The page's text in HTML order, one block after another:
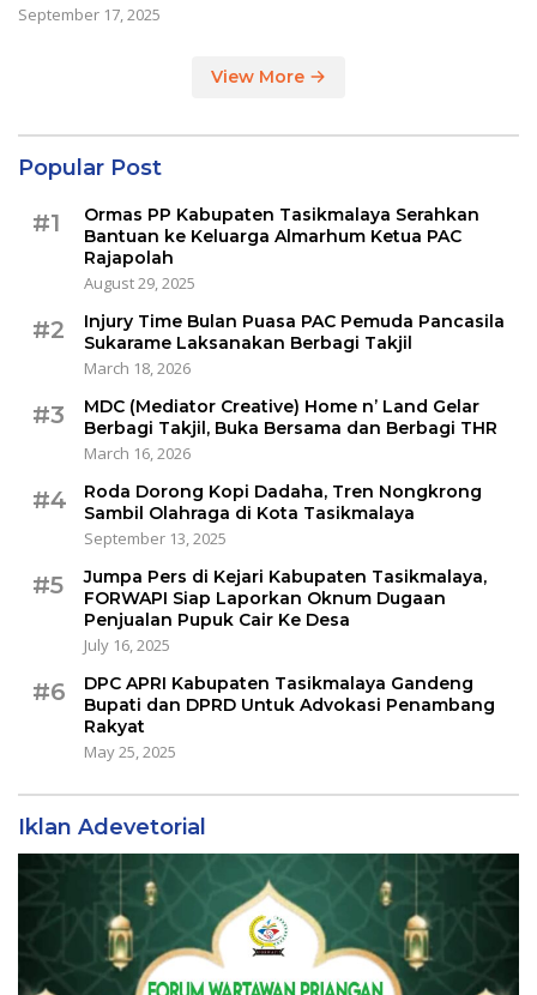
September 17, 2025
View More
Popular Post
#1
Ormas PP Kabupaten Tasikmalaya Serahkan
Bantuan ke Keluarga Almarhum Ketua PAC
Rajapolah
August 29, 2025
#2
Injury Time Bulan Puasa PAC Pemuda Pancasila
Sukarame Laksanakan Berbagi Takjil
March 18, 2026
#3
MDC (Mediator Creative) Home n’ Land Gelar
Berbagi Takjil, Buka Bersama dan Berbagi THR
March 16, 2026
#4
Roda Dorong Kopi Dadaha, Tren Nongkrong
Sambil Olahraga di Kota Tasikmalaya
September 13, 2025
#5
Jumpa Pers di Kejari Kabupaten Tasikmalaya,
FORWAPI Siap Laporkan Oknum Dugaan
Penjualan Pupuk Cair Ke Desa
July 16, 2025
#6
DPC APRI Kabupaten Tasikmalaya Gandeng
Bupati dan DPRD Untuk Advokasi Penambang
Rakyat
May 25, 2025
Iklan Adevetorial